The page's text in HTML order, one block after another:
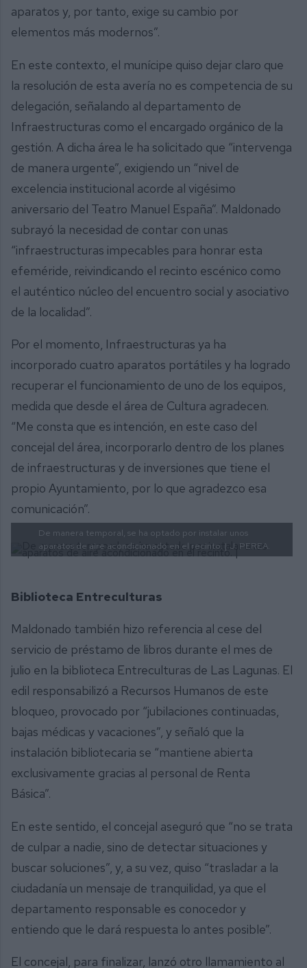
aparatos y, por tanto, exige su cambio por
elementos más modernos”.
En este contexto, el munícipe quiso dejar claro que
la resolución de esta avería no es competencia de su
delegación, señalando al departamento de
Infraestructuras como el encargado orgánico de la
gestión. A dicha área le ha solicitado que “intervenga
de manera urgente”, exigiendo un “nivel de
excelencia institucional acorde al vigésimo
aniversario del Teatro Manuel España”. Maldonado
subrayó la necesidad de contar con unas
“infraestructuras impecables para honrar esta
efeméride, reivindicando el recinto escénico como
el auténtico núcleo del encuentro social y asociativo
de la localidad”.
Por el momento, Infraestructuras ya ha
incorporado cuatro aparatos portátiles y ha logrado
recuperar el funcionamiento de uno de los equipos,
medida que desde el área de Cultura agradecen.
“Me consta que es intención, en este caso del
concejal del área, incorporarlo dentro de los planes
de infraestructuras y de inversiones que tiene el
propio Ayuntamiento, por lo que agradezco esa
comunicación”.
De manera temporal, se ha optado por instalar unos
aparatos de aire acondicionado en el recinto. | J. PEREA.
Biblioteca Entreculturas
Maldonado también hizo referencia al cese del
servicio de préstamo de libros durante el mes de
julio en la biblioteca Entreculturas de Las Lagunas. El
edil responsabilizó a Recursos Humanos de este
bloqueo, provocado por “jubilaciones continuadas,
bajas médicas y vacaciones”, y señaló que la
instalación bibliotecaria se “mantiene abierta
exclusivamente gracias al personal de Renta
Básica”.
En este sentido, el concejal aseguró que “no se trata
de culpar a nadie, sino de detectar situaciones y
buscar soluciones”, y, a su vez, quiso “trasladar a la
ciudadanía un mensaje de tranquilidad, ya que el
departamento responsable es conocedor y
entiendo que le dará respuesta lo antes posible”.
El concejal, para finalizar, lanzó otro llamamiento al